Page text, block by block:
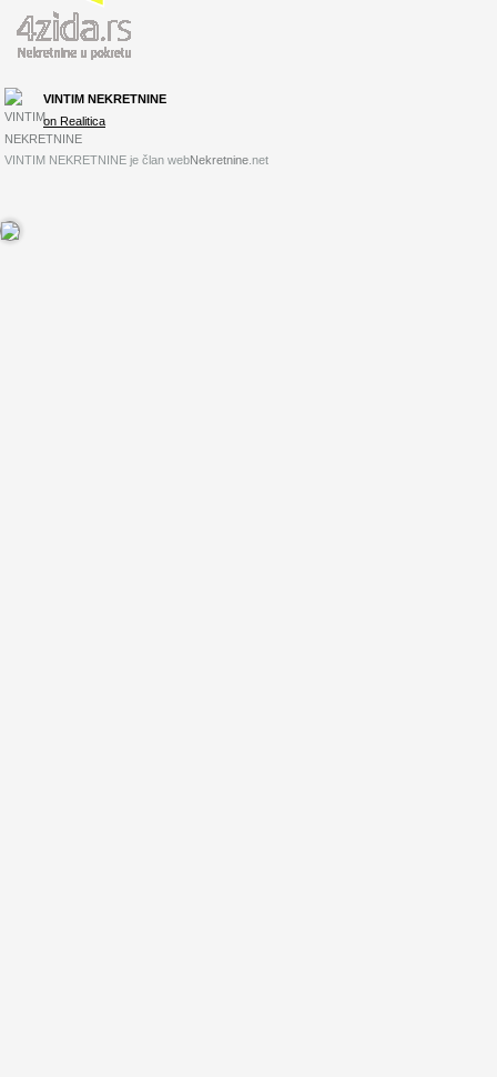
VINTIM NEKRETNINE
on Realitica
VINTIM NEKRETNINE je član webNekretnine .net